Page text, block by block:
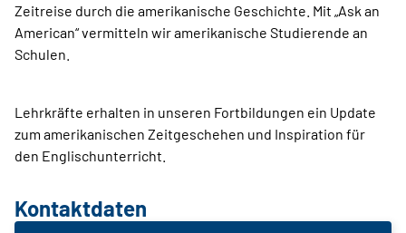
Zeitreise durch die amerikanische Geschichte. Mit „Ask an
American“ vermitteln wir amerikanische Studierende an
Schulen.
Lehrkräfte erhalten in unseren Fortbildungen ein Update
zum amerikanischen Zeitgeschehen und Inspiration für
den Englischunterricht.
Kontaktdaten